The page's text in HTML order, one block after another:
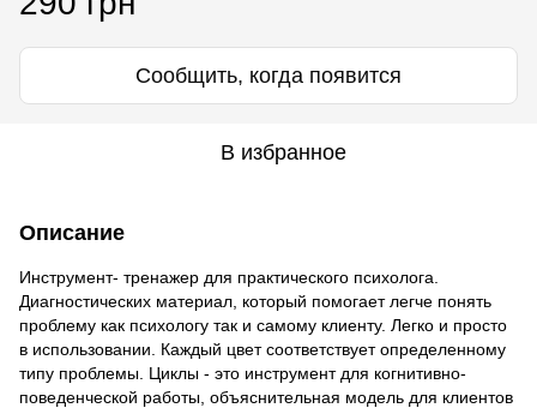
Сообщить, когда появится
В избранное
Описание
Инструмент- тренажер для практического психолога.
Диагностических материал, который помогает легче понять
проблему как психологу так и самому клиенту. Легко и просто
в использовании. Каждый цвет соответствует определенному
типу проблемы. Циклы - это инструмент для когнитивно-
поведенческой работы, объяснительная модель для клиентов